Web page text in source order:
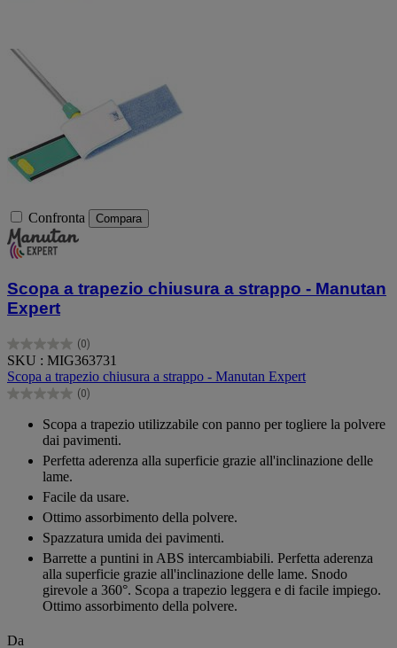
Confronta Compara
Scopa a trapezio chiusura a strappo - Manutan
Expert
(0)
0.0
su
5
stelle.
SKU : MIG363731
Scopa a trapezio chiusura a strappo - Manutan Expert
(0)
0.0
Scopa a trapezio utilizzabile con panno per togliere la polvere
dai pavimenti.
Perfetta aderenza alla superficie grazie all'inclinazione delle
lame.
Facile da usare.
Ottimo assorbimento della polvere.
Spazzatura umida dei pavimenti.
Barrette a puntini in ABS intercambiabili. Perfetta aderenza
alla superficie grazie all'inclinazione delle lame. Snodo
girevole a 360°. Scopa a trapezio leggera e di facile impiego.
Ottimo assorbimento della polvere.
Da